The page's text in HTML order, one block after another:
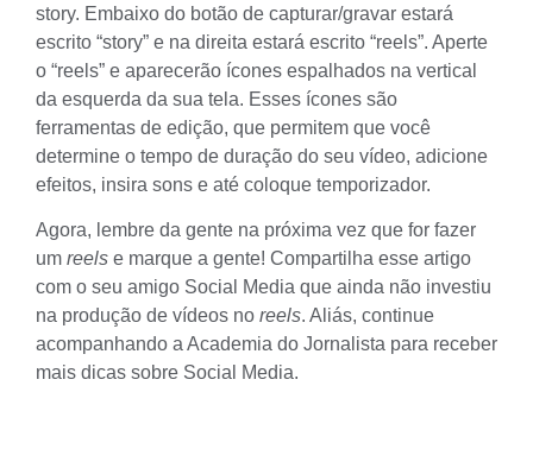
story. Embaixo do botão de capturar/gravar estará
escrito “story” e na direita estará escrito “reels”. Aperte
o “reels” e aparecerão ícones espalhados na vertical
da esquerda da sua tela. Esses ícones são
ferramentas de edição, que permitem que você
determine o tempo de duração do seu vídeo, adicione
efeitos, insira sons e até coloque temporizador.
Agora, lembre da gente na próxima vez que for fazer
um reels e marque a gente! Compartilha esse artigo
com o seu amigo Social Media que ainda não investiu
na produção de vídeos no reels. Aliás, continue
acompanhando a Academia do Jornalista para receber
mais dicas sobre Social Media.